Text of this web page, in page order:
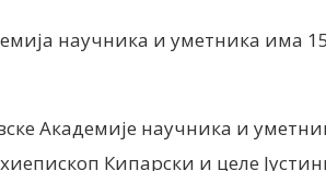
научника и уметника има
Академије научника и
Кипарски и целе